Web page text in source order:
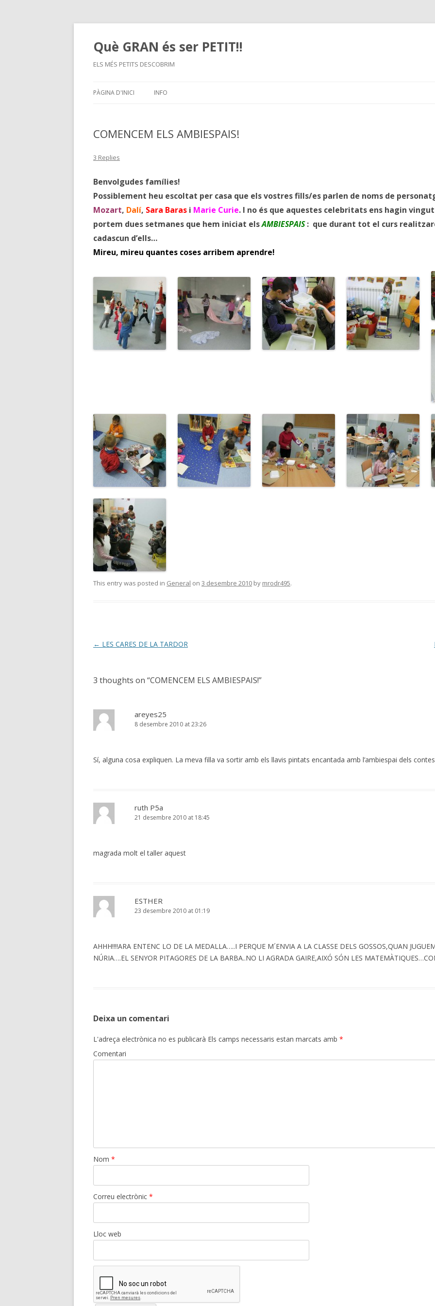
Què GRAN és ser PETIT!!
ELS MÉS PETITS DESCOBRIM
PÀGINA D'INICI INFO
COMENCEM ELS AMBIESPAIS!
3 Replies
Benvolgudes famílies!
Possiblement heu escoltat per casa que els vostres fills/es parlen de noms de
Mozart, Dalí, Sara Baras i Marie Curie. I no és que aquestes celebritats ens hagin
portem dues setmanes que hem iniciat elsAMBIESPAIS : que durant tot el curs
cadascun d’ells…
Mireu, mireu quantes coses arribem aprendre!
This entry was posted in General on 3 desembre 2010 by mrodr495.
Post
← LES CARES DE LA TARDOR
3 thoughts on “COMENCEM ELS AMBIESPAIS!”
areyes25
8 desembre 2010 at 23:26
Sí, alguna cosa expliquen. La meva filla va sortir amb els llavis pintats encantada amb l’ambiespai dels
ruth P5a
21 desembre 2010 at 18:45
magrada molt el taller aquest
ESTHER
23 desembre 2010 at 01:19
AHHH!!!!ARA ENTENC LO DE LA MEDALLA…..I PERQUE M´ENVIA A LA CLASSE DELS GOSSOS,QUAN
NÚRIA….EL SENYOR PITAGORES DE LA BARBA..NO LI AGRADA GAIRE,AIXÓ SÓN LES
Deixa un comentari
L'adreça electrònica no es publicarà Els camps necessaris estan marcats amb *
Comentari
Nom *
Correu electrònic *
Lloc web